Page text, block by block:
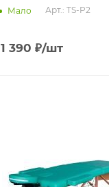
Мало Арт.: TS-P2
1 390 ₽/шт